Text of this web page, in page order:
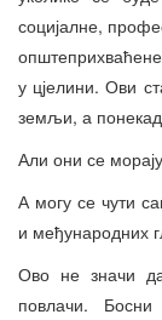
социјалне,
у цјелини. Ови
земљи, а
Али они се
А могу се чути
и међународних
Ово не значи
повлачи.